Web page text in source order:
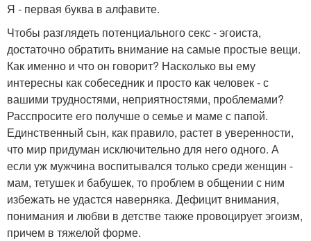
Я - первая буква в алфавите.
Чтобы разглядеть потенциального секс - эгоиста,
достаточно обратить внимание на самые простые вещи.
Как именно и что он говорит? Насколько вы ему
интересны как собеседник и просто как человек - с
вашими трудностями, неприятностями, проблемами?
Расспросите его получше о семье и маме с папой.
Единственный сын, как правило, растет в уверенности,
что мир придуман исключительно для него одного. А
если уж мужчина воспитывался только среди женщин -
мам, тетушек и бабушек, то проблем в общении с ним
избежать не удастся наверняка. Дефицит внимания,
понимания и любви в детстве также провоцирует эгоизм,
причем в тяжелой форме.